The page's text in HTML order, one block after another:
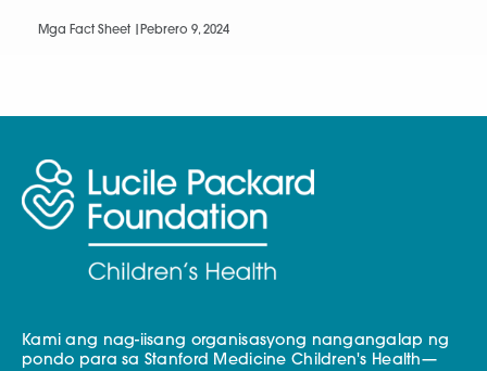
Mga Fact Sheet | Pebrero 9, 2024
Kami ang nag-iisang organisasyong nangangalap ng
pondo para sa Stanford Medicine Children's Health—